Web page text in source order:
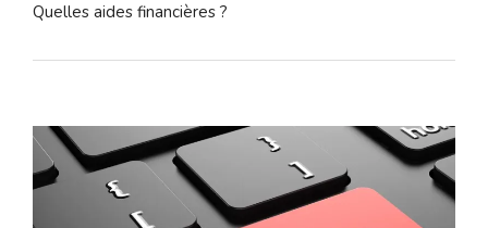
Quelles aides financières ?